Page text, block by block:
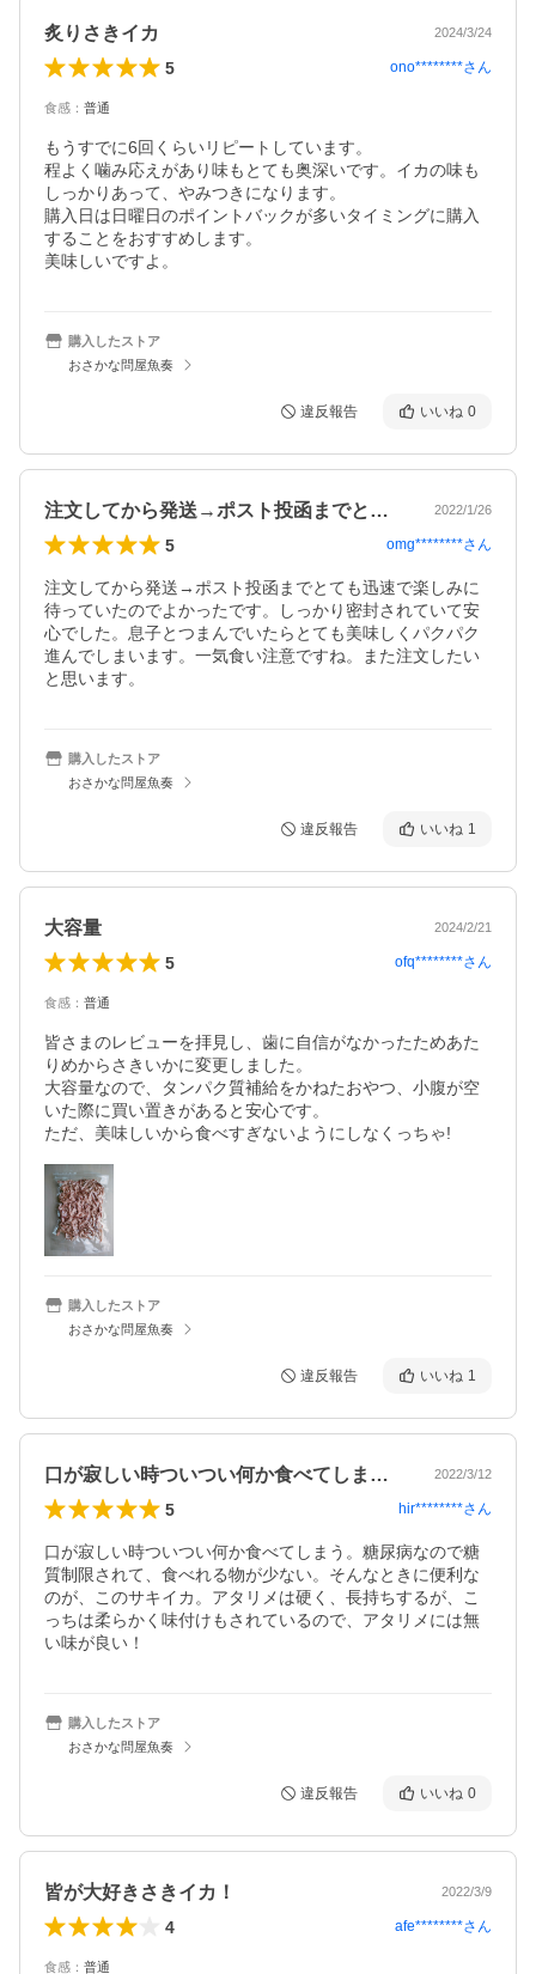
炙りさきイカ 2024/3/24
5 ono********さん
食感 ： 普通
もうすでに6回くらいリピートしています。
程よく噛み応えがあり味もとても奥深いです。イカの味も
しっかりあって、やみつきになります。
購入日は日曜日のポイントバックが多いタイミングに購入
することをおすすめします。
美味しいですよ。
購入したストア
おさかな問屋魚奏
違反報告 いいね 0
注文してから発送→ポスト投函までとても… 2022/1/26
5 omg********さん
注文してから発送→ポスト投函までとても迅速で楽しみに
待っていたのでよかったです。しっかり密封されていて安
心でした。息子とつまんでいたらとても美味しくパクパク
進んでしまいます。一気食い注意ですね。また注文したい
と思います。
購入したストア
おさかな問屋魚奏
違反報告 いいね 1
大容量 2024/2/21
5 ofq********さん
食感 ： 普通
皆さまのレビューを拝見し、歯に自信がなかったためあた
りめからさきいかに変更しました。
大容量なので、タンパク質補給をかねたおやつ、小腹が空
いた際に買い置きがあると安心です。
ただ、美味しいから食べすぎないようにしなくっちゃ!
購入したストア
おさかな問屋魚奏
違反報告 いいね 1
口が寂しい時ついつい何か食べてしまう。… 2022/3/12
5 hir********さん
口が寂しい時ついつい何か食べてしまう。糖尿病なので糖
質制限されて、食べれる物が少ない。そんなときに便利な
のが、このサキイカ。アタリメは硬く、長持ちするが、こ
っちは柔らかく味付けもされているので、アタリメには無
い味が良い！
購入したストア
おさかな問屋魚奏
違反報告 いいね 0
皆が大好きさきイカ！ 2022/3/9
4 afe********さん
食感 ： 普通